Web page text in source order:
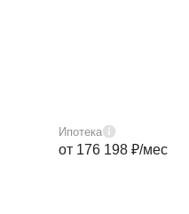
Ипотека
от 176 198 ₽/мес